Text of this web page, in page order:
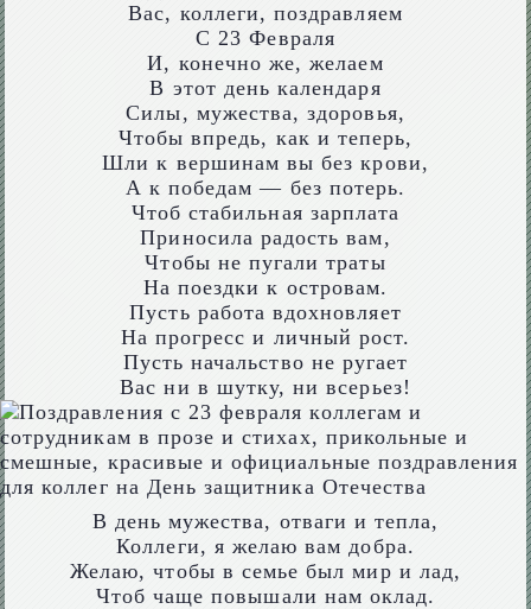
Вас, коллеги, поздравляем
С 23 Февраля
И, конечно же, желаем
В этот день календаря
Силы, мужества, здоровья,
Чтобы впредь, как и теперь,
Шли к вершинам вы без крови,
А к победам — без потерь.
Чтоб стабильная зарплата
Приносила радость вам,
Чтобы не пугали траты
На поездки к островам.
Пусть работа вдохновляет
На прогресс и личный рост.
Пусть начальство не ругает
Вас ни в шутку, ни всерьез!
В день мужества, отваги и тепла,
Коллеги, я желаю вам добра.
Желаю, чтобы в семье был мир и лад,
Чтоб чаще повышали нам оклад.